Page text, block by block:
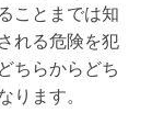
ことまでは知
れる危険を犯
ちらからどち
ります。